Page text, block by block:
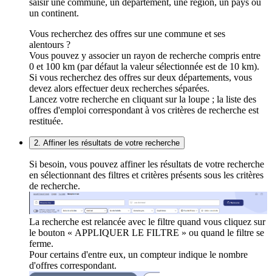
un continent.
Vous recherchez des offres sur une commune et ses
alentours ?
Vous pouvez y associer un rayon de recherche compris entre
0 et 100 km (par défaut la valeur sélectionnée est de 10 km).
Si vous recherchez des offres sur deux départements, vous
devez alors effectuer deux recherches séparées.
Lancez votre recherche en cliquant sur la loupe ; la liste des
offres d'emploi correspondant à vos critères de recherche est
restituée.
2. Affiner les résultats de votre recherche
Si besoin, vous pouvez affiner les résultats de votre recherche
en sélectionnant des filtres et critères présents sous les critères
de recherche.
La recherche est relancée avec le filtre quand vous cliquez sur
le bouton « APPLIQUER LE FILTRE » ou quand le filtre se
ferme.
Pour certains d'entre eux, un compteur indique le nombre
d'offres correspondant.